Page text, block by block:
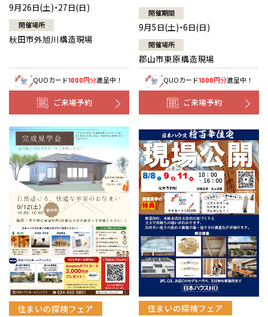
9月26日(土)・27日(日)
開催場所
秋田市外旭川構造現場
QUOカード1000円分進呈中！
ご来場予約
開催期間
9月5日(土)・6日(日)
開催場所
郡山市東原構造現場
QUOカード1000円分進呈中！
ご来場予約
住まいの探検フェア 住まいの探検フェア